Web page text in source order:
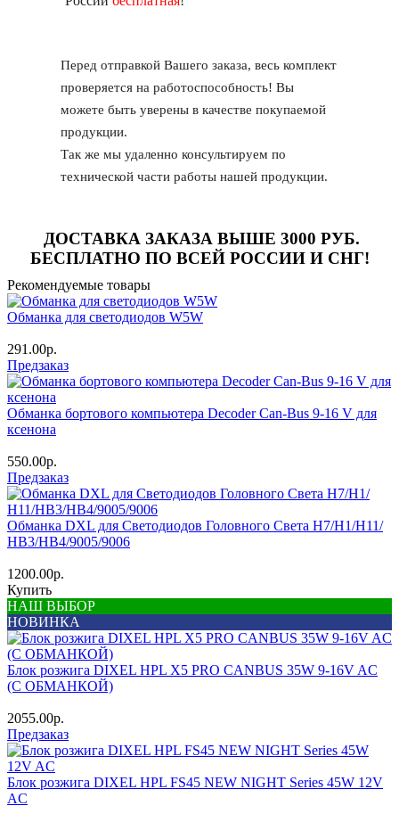
Перед отправкой Вашего заказа, весь комплект
проверяется на работоспособность! Вы
можете быть уверены в качестве покупаемой
продукции.
Так же мы удаленно консультируем по
технической части работы нашей продукции.
ДОСТАВКА ЗАКАЗА ВЫШЕ 3000 РУБ.
БЕСПЛАТНО ПО ВСЕЙ РОССИИ И СНГ!
Рекомендуемые товары
Обманка для светодиодов W5W
291.00р.
Предзаказ
Обманка бортового компьютера Decoder Can-Bus 9-16 V для
ксенона
550.00р.
Предзаказ
Обманка DXL для Светодиодов Головного Света H7/Н1/Н11/
НВ3/HB4/9005/9006
1200.00р.
Купить
НАШ ВЫБОР
НОВИНКА
Блок розжига DIXEL HPL Х5 PRO CANBUS 35W 9-16V AC
(С ОБМАНКОЙ)
2055.00р.
Предзаказ
Блок розжига DIXEL HPL FS45 NEW NIGHT Series 45W 12V
AС